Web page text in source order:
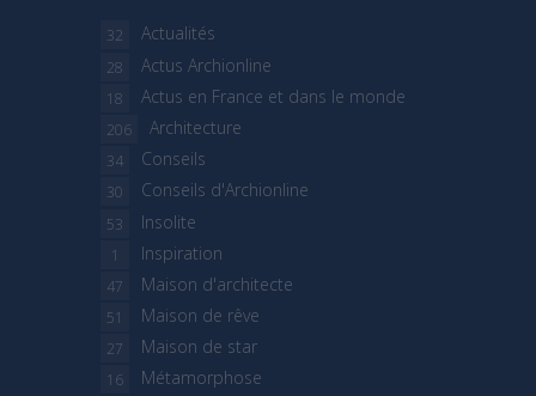
Actualités
32
Actus Archionline
28
Actus en France et dans le monde
18
Architecture
206
Conseils
34
Conseils d'Archionline
30
Insolite
53
Inspiration
1
Maison d'architecte
47
Maison de rêve
51
Maison de star
27
Métamorphose
16